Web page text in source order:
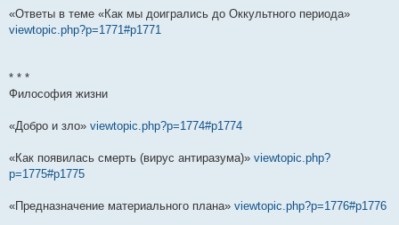
«Ответы в теме «Как мы доигрались до Оккультного периода»
viewtopic.php?p=1771#p1771
* * *
Философия жизни
«Добро и зло» viewtopic.php?p=1774#p1774
«Как появилась смерть (вирус антиразума)» viewtopic.php?
p=1775#p1775
«Предназначение материального плана» viewtopic.php?p=1776#p1776